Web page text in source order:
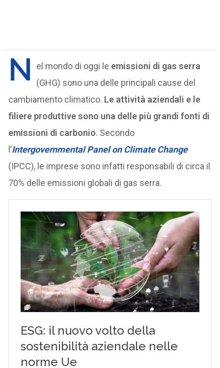
N el mondo di oggi le emissioni di gas serra
(GHG) sono una delle principali cause del
cambiamento climatico. Le attività aziendali e le
filiere produttive sono una delle più grandi fonti di
emissioni di carbonio. Secondo
l’Intergovernmental Panel on Climate Change
(IPCC), le imprese sono infatti responsabili di circa il
70% delle emissioni globali di gas serra.